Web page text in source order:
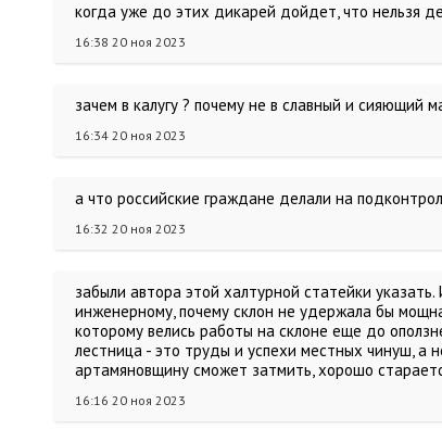
когда уже до этих дикарей дойдет, что нельзя
16:38 20 ноя 2023
зачем в калугу ? почему не в славный и сияющий
16:34 20 ноя 2023
а что российские граждане делали на
16:32 20 ноя 2023
забыли автора этой халтурной статейки
инженерному, почему склон не удержала бы
которому велись работы на склоне еще до
лестница - это труды и успехи местных чинуш, а
артамяновщину сможет затмить, хорошо
16:16 20 ноя 2023